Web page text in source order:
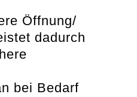
Öffnung/
dadurch
bei Bedarf